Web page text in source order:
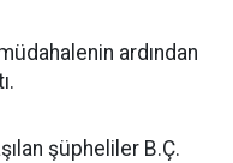
ardından
şüpheliler B.Ç.